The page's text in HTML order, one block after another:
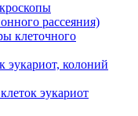
рассеяния)
клеточного
эукариот, колоний
эукариот